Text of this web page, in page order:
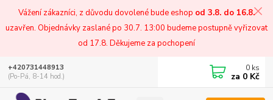
Vážení zákazníci, z důvodu dovolené bude eshop od 3.8. do 16.8.
uzavřen. Objednávky zaslané po 30.7. 13:00 budeme postupně vyřizovat
od 17.8. Děkujeme za pochopení
+420731448913
(Po-Pá, 8-14 hod.)
0 ks
za 0 Kč